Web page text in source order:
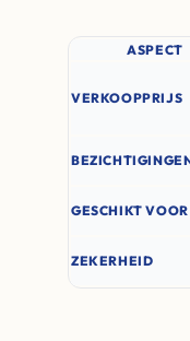
ASPECT
VERKOOPPRIJS
GESCHIKT VOOR
ZEKERHEID